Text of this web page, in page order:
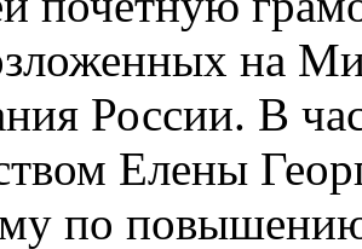
на
России. В
Елены
по